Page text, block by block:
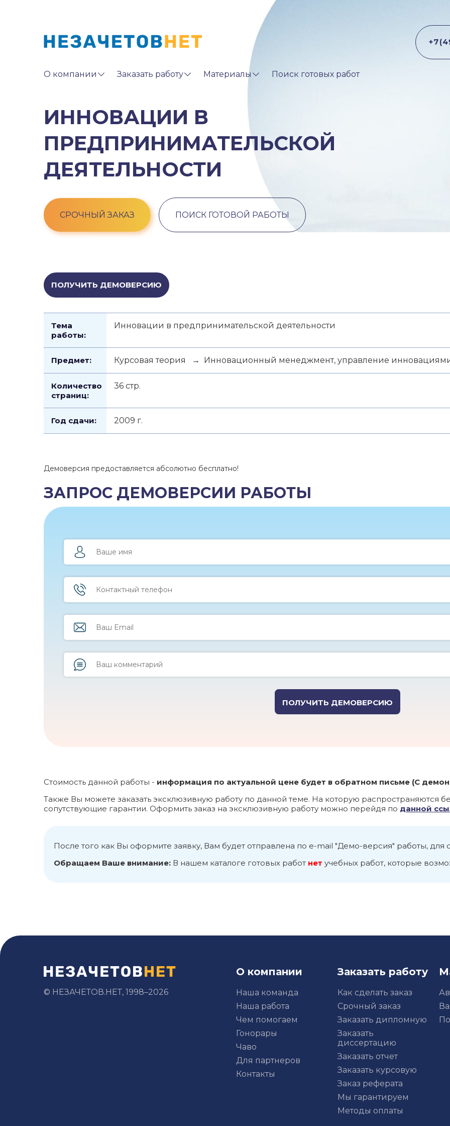
О компании Заказать работу Материалы Поиск готовых работ
ИННОВАЦИИ В
ПРЕДПРИНИМАТЕЛЬСКОЙ
ДЕЯТЕЛЬНОСТИ
СРОЧНЫЙ ЗАКАЗ ПОИСК ГОТОВОЙ РАБОТЫ
ПОЛУЧИТЬ ДЕМОВЕРСИЮ
Тема
работы:
Инновации в предпринимательской деятельности
Предмет: Курсовая теория → Инновационный менеджмент, управление
Количество
страниц:
36 стр.
Год сдачи: 2009 г.
Демоверсия предоставляется абсолютно бесплатно!
ЗАПРОС ДЕМОВЕРСИИ РАБОТЫ
Стоимость данной работы - информация по актуальной цене будет в обратном письме (С
Также Вы можете заказать эксклюзивную работу по данной теме. На которую распространяются
сопутствующие гарантии. Оформить заказ на эксклюзивную работу можно перейдя по данной
После того как Вы оформите заявку, Вам будет отправлена по e-mail "Демо-версия" работы, для
Обращаем Ваше внимание: В нашем каталоге готовых работ нет учебных работ, которые
© НЕЗАЧЕТОВ.НЕТ, 1998–2026
О компании
Наша команда
Наша работа
Чем помогаем
Гонорары
Чаво
Для партнеров
Контакты
Заказать работу
Как сделать заказ
Срочный заказ
Заказать дипломную
Заказать
диссертацию
Заказать отчет
Заказать курсовую
Заказ реферата
Мы гарантируем
Методы оплаты